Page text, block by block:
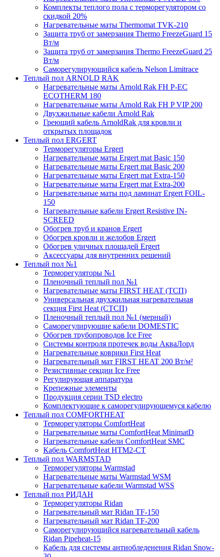
Комплекты теплого пола с терморегулятором со
скидкой 20%
Нагревательные маты Thermomat TVK-210
Защита труб от замерзания Thermo FreezeGuard 15
Вт/м
Защита труб от замерзания Thermo FreezeGuard 25
Вт/м
Саморегулирующийся кабель Nelson Limitrace
Теплый пол ARNOLD RAK
Нагревательные маты Arnold Rak FH P-EC
ECOTHERM 180
Нагревательные маты Arnold Rak FH P VIP 200
Двухжильные кабели Arnold Rak
Греющий кабель ArnoldRak для кровли и
открытых площадок
Теплый пол ERGERT
Терморегуляторы Ergert
Нагревательные маты Ergert mat Basic 150
Нагревательные маты Ergert mat Basic 200
Нагревательные маты Ergert mat Extra-150
Нагревательные маты Ergert mat Extra-200
Нагревательные маты под ламинат Ergert FOIL-
150
Нагревательные кабели Ergert Resistive IN-
SCREED
Обогрев труб и кранов Ergert
Обогрев кровли и желобов Ergert
Обогрев уличных площадей Ergert
Аксессуары для внутренних решений
Теплый пол №1
Терморегуляторы №1
Пленочный теплый пол №1
Нагревательные маты FIRST HEAT (ТСП)
Универсальная двухжильная нагревательная
секция First Heat (СТСП)
Пленочный теплый пол №1 (мерный)
Саморегулирующие кабели DOMESTIC
Обогрев трубопроводов Ice Free
Системы контроля протечек воды АкваЛорд
Нагревательные коврики First Heat
Нагревательный мат FIRST HEAT 200 Вт/м²
Резистивные секции Ice Free
Регулирующая аппаратура
Крепежные элементы
Продукция серии TSD electro
Комплектующие к саморегулирующемуся кабелю
Теплый пол COMFORTHEAT
Терморегуляторы ComfortHeat
Нагревательные маты ComfortHeat MinimatD
Нагревательные кабели ComfortHeat SMC
Кабель ComfortHeat HTM2-CT
Теплый пол WARMSTAD
Терморегуляторы Warmstad
Нагревательные маты Warmstad WSM
Нагревательные кабели Warmstad WSS
Теплый пол РИДАН
Терморегуляторы Ridan
Нагревательный мат Ridan TF-150
Нагревательный мат Ridan TF-200
Саморегулирующийся нагревательный кабель
Ridan Pipeheat-15
Кабель для системы антиобледенения Ridan Snow-